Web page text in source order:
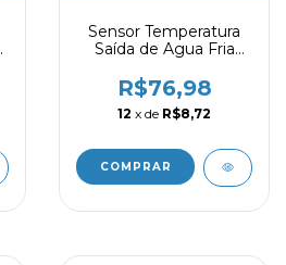
Sensor Temperatura
Saída de Agua Fria
Rheem
R$76,98
12 x de R$8,72